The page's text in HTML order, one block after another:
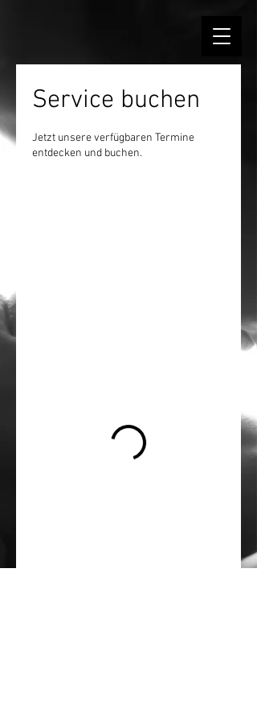
Service buchen
Jetzt unsere verfügbaren Termine
entdecken und buchen.